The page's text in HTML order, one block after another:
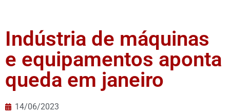
Indústria de máquinas
e equipamentos aponta
queda em janeiro
14/06/2023